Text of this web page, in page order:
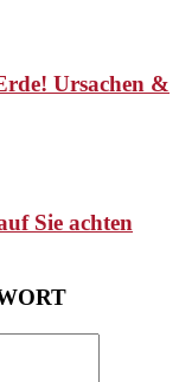
Ursachen &
Sie achten